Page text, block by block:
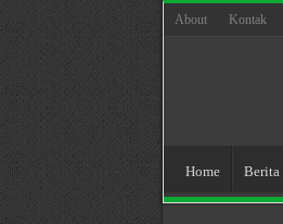
About Kontak
Home Berita